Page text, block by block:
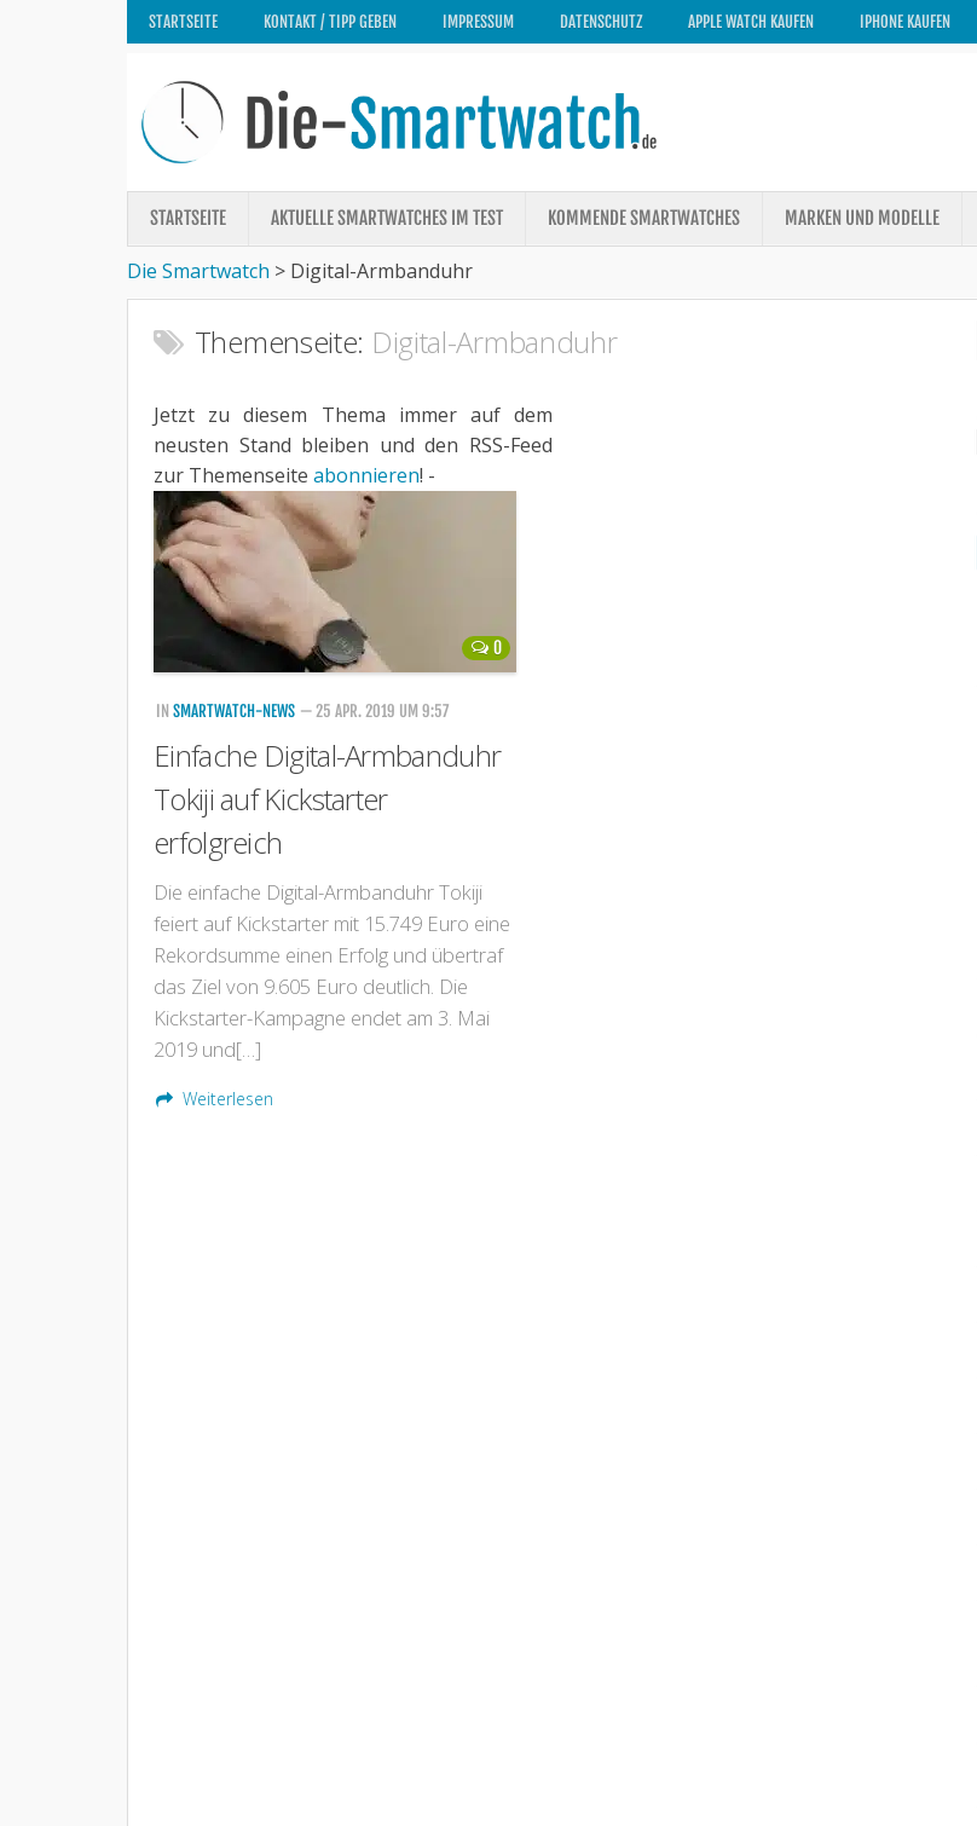
STARTSEITE KONTAKT / TIPP GEBEN IMPRESSUM DATENSCHUTZ APPLE WATCH KAUFEN IPHONE KAUFEN
STARTSEITE AKTUELLE SMARTWATCHES IM TEST KOMMENDE SMARTWATCHES MARKEN UND MODELLE
Die Smartwatch > Digital-Armbanduhr
Themenseite: Digital-Armbanduhr
Jetzt zu diesem Thema immer auf dem
neusten Stand bleiben und den RSS-Feed
zur Themenseite abonnieren! -
0
IN SMARTWATCH-NEWS — 25 APR. 2019 UM 9:57
Einfache Digital-Armbanduhr
Tokiji auf Kickstarter
erfolgreich
Die einfache Digital-Armbanduhr Tokiji
feiert auf Kickstarter mit 15.749 Euro eine
Rekordsumme einen Erfolg und übertraf
das Ziel von 9.605 Euro deutlich. Die
Kickstarter-Kampagne endet am 3. Mai
2019 und[…]
Weiterlesen